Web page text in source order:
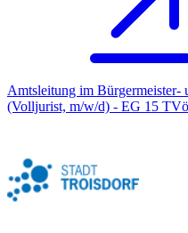
Amtsleitung im Bürgermeister-
(Volljurist, m/w/d) - EG 15